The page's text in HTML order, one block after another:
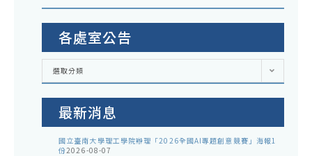
各處室公告
各
室
選取分類
最新消息
國立臺南大學理工學院辦理「2026全國AI專題創意競賽」海報1
份2026-08-07